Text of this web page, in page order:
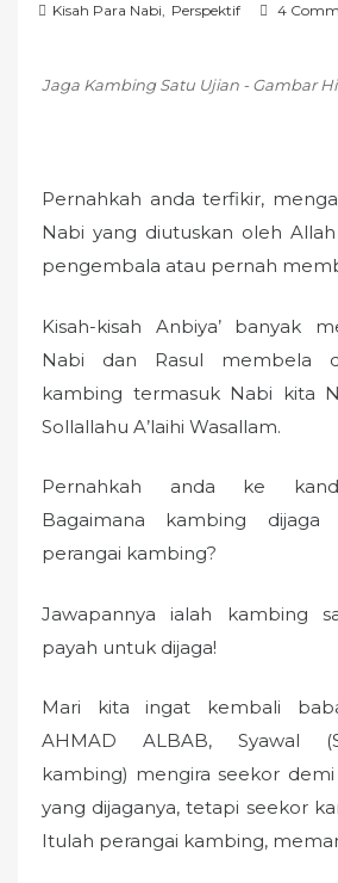
e
Kisah Para Nabi, Perspektif 4
Jaga Kambing Satu Ujian - Gambar
Pernahkah anda terfikir,
Nabi yang diutuskan oleh
pengembala atau pernah
Kisah-kisah Anbiya’ banyak
Nabi dan Rasul membela
kambing termasuk Nabi kita
Sollallahu A’laihi Wasallam.
Pernahkah anda ke
Bagaimana kambing
perangai kambing?
Jawapannya ialah kambing
payah untuk dijaga!
Mari kita ingat kembali
AHMAD ALBAB, Syawal
kambing) mengira seekor
yang dijaganya, tetapi seekor
Itulah perangai kambing,